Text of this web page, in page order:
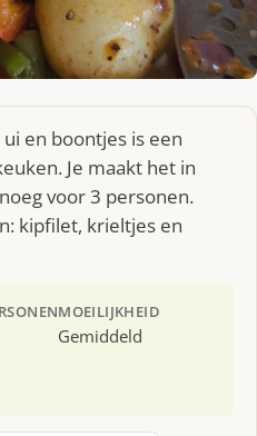
en boontjes is een
Je maakt het in
voor 3 personen.
kipfilet, krieltjes en
MOEILIJKHEID
Gemiddeld